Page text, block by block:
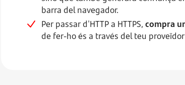
barra del navegador.
Per passar d'HTTP a HTTPS, compra
de fer-ho és a través del teu